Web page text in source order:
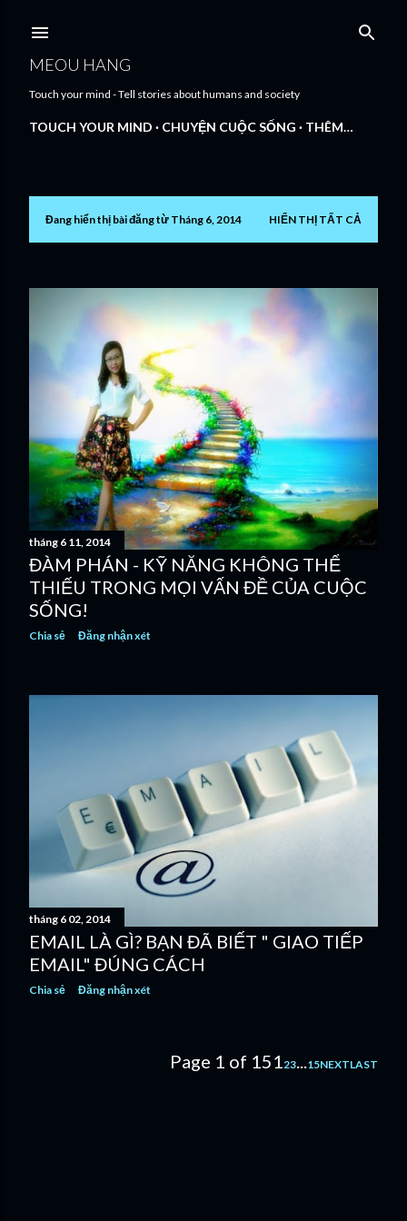
MEOU HANG
Touch your mind - Tell stories about humans and society
TOUCH YOUR MIND CHUYỆN CUỘC SỐNG THÊM…
B
ă
g
Đang hiển thị bài đăng từ Tháng 6, 2014 HIỂN THỊ TẤT CẢ
tháng 6 11, 2014
ĐÀM PHÁN - KỸ NĂNG KHÔNG THỂ
THIẾU TRONG MỌI VẤN ĐỀ CỦA CUỘC
SỐNG!
Chia sẻ Đăng nhận xét
tháng 6 02, 2014
EMAIL LÀ GÌ? BẠN ĐÃ BIẾT " GIAO TIẾP
EMAIL" ĐÚNG CÁCH
Chia sẻ Đăng nhận xét
Page 1 of 15123...15NEXTLAST